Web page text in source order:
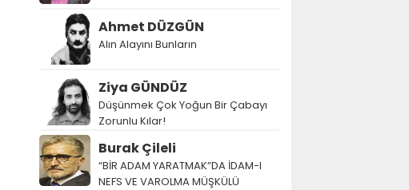
Ahmet DÜZGÜN
Alın Alayını Bunların
Ziya GÜNDÜZ
Düşünmek Çok Yoğun Bir Çabayı
Zorunlu Kılar!
Burak Çileli
“BİR ADAM YARATMAK”DA İDAM-I
NEFS VE VAROLMA MÜŞKÜLÜ